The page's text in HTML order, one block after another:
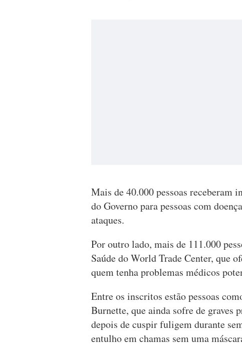
Mais de 40.000 pessoas receberam
do Governo para pessoas com
ataques.
Por outro lado, mais de 111.000
Saúde do World Trade Center, que
quem tenha problemas médicos
Entre os inscritos estão pessoas
Burnette, que ainda sofre de graves
depois de cuspir fuligem durante
entulho em chamas sem uma